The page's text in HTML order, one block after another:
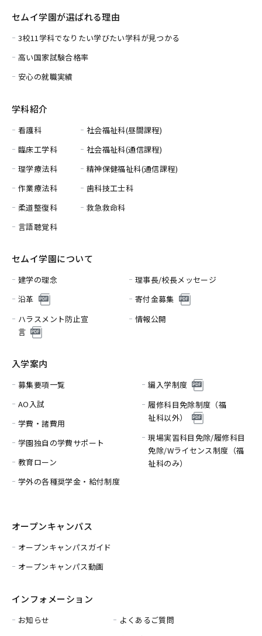
セムイ学園が選ばれる理由
3校11学科でなりたい学びたい学科が見つかる
高い国家試験合格率
安心の就職実績
学科紹介
看護科
臨床工学科
理学療法科
作業療法科
柔道整復科
言語聴覚科
社会福祉科(昼間課程)
社会福祉科(通信課程)
精神保健福祉科(通信課程)
歯科技工士科
救急救命科
セムイ学園について
建学の理念
理事長/校長メッセージ
沿革
寄付金募集
ハラスメント防止宣
言
情報公開
入学案内
募集要項一覧
AO入試
学費・諸費用
学園独自の学費サポート
教育ローン
学外の各種奨学金・給付制度
編入学制度
履修科目免除制度（福
祉科以外）
現場実習科目免除/履修科目
免除/Wライセンス制度（福
祉科のみ）
オープンキャンパス
オープンキャンパスガイド
オープンキャンパス動画
インフォメーション
お知らせ
よくあるご質問